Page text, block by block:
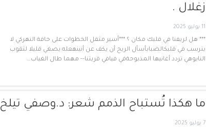
زغلال .
11 يوليو 2025
*** هل لريفنا في قلبك مكان ؟ ***أسير مثقل الخطوات على حافة النهركي لا
يترسب في قلبكالضبابأسأل الريح أن يكف عن أنينهعله يصغي قليلا لثقوب
النايوهي تردد أغانيها المذبوحةفي فيافي قريتنا-- مهما طال الغياب…
ما هكذا تُستباح الذمم شعر: د.وصفي تيلخ
7 يوليو 2025